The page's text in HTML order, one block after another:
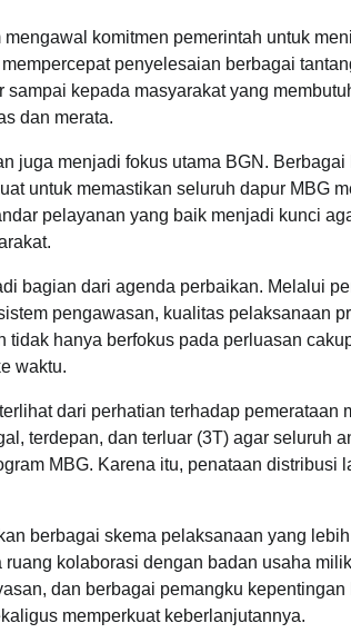
komitmen pemerintah untuk
penyelesaian berbagai
kepada masyarakat yang
dan merata.
juga menjadi fokus utama BGN.
untuk memastikan seluruh dapur MBG
pelayanan yang baik menjadi kunci
bagian dari agenda perbaikan. Melalui
pengawasan, kualitas pelaksanaan
hanya berfokus pada perluasan
waktu.
dari perhatian terhadap pemerataan
terdepan, dan terluar (3T) agar seluruh
MBG. Karena itu, penataan distribusi
berbagai skema pelaksanaan yang
kolaborasi dengan badan usaha
dan berbagai pemangku
memperkuat keberlanjutannya.